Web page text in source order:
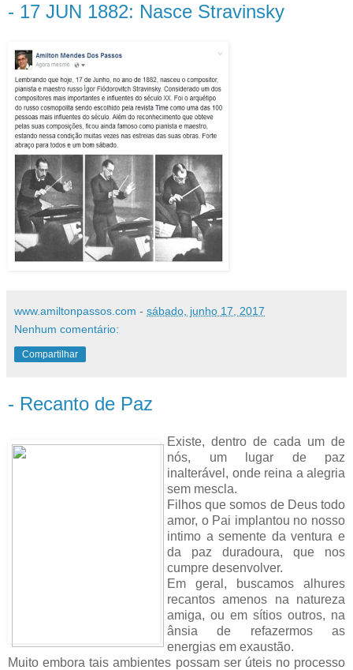
- 17 JUN 1882: Nasce Stravinsky
www.amiltonpassos.com - sábado, junho 17, 2017
Nenhum comentário:
Compartilhar
- Recanto de Paz
Existe, dentro de cada um de
nós, um lugar de paz
inalterável, onde reina a alegria
sem mescla.
Filhos que somos de Deus todo
amor, o Pai implantou no nosso
intimo a semente da ventura e
da paz duradoura, que nos
cumpre desenvolver.
Em geral, buscamos alhures
recantos amenos na natureza
amiga, ou em sítios outros, na
ânsia de refazermos as
energias em exaustão.
Muito embora tais ambientes possam ser úteis no processo